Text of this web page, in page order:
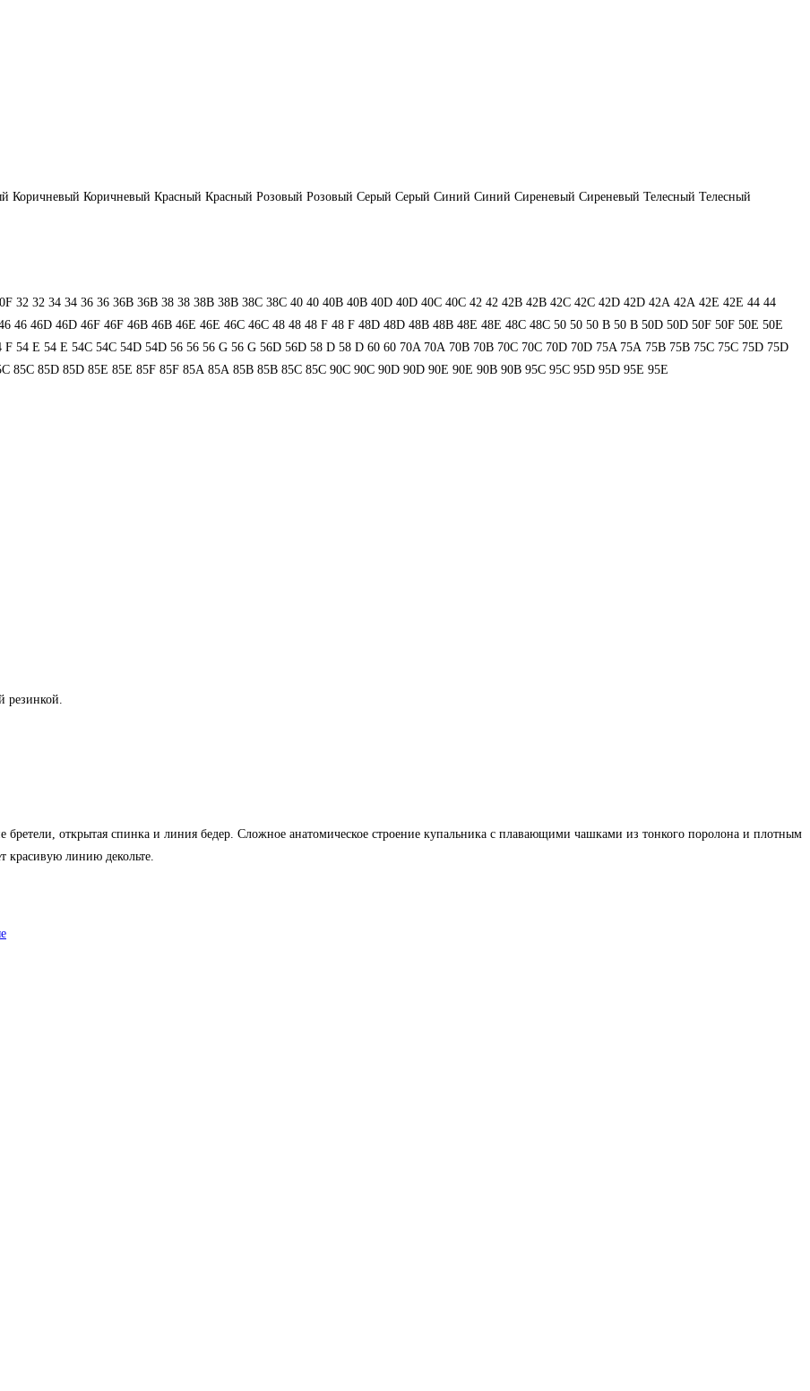
Коричневый Коричневый Красный Красный Розовый Розовый Серый Серый Синий Синий Сиреневый Сиреневый Телесный Телесный
32 32 34 34 36 36 36B 36B 38 38 38B 38B 38С 38С 40 40 40B 40B 40D 40D 40С 40С 42 42 42B 42B 42C 42C 42D 42D 42А 42А 42Е 42Е 44 44
46 46D 46D 46F 46F 46В 46В 46Е 46Е 46С 46С 48 48 48 F 48 F 48D 48D 48В 48В 48Е 48Е 48С 48С 50 50 50 B 50 B 50D 50D 50F 50F 50Е 50Е
F 54 Е 54 Е 54C 54C 54D 54D 56 56 56 G 56 G 56D 56D 58 D 58 D 60 60 70A 70A 70B 70B 70C 70C 70D 70D 75A 75A 75B 75B 75C 75C 75D 75D
85C 85D 85D 85E 85E 85F 85F 85А 85А 85В 85В 85С 85С 90C 90C 90D 90D 90E 90E 90В 90В 95C 95C 95D 95D 95E 95E
резинкой.
открытая спинка и линия бедер. Сложное анатомическое строение купальника с плавающими чашками из тонкого поролона и плотным
красивую линию декольте.